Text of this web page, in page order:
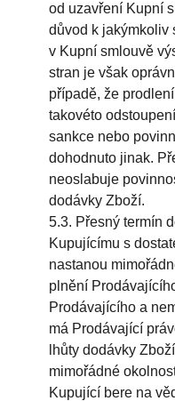
od uzavření Kupní
důvod k jakýmkoliv
v Kupní smlouvě
stran je však
případě, že
takovéto
sankce nebo
dohodnuto jinak.
neoslabuje
dodávky Zboží.
5.3. Přesný termín
Kupujícímu s
nastanou
plnění
Prodávajícího a
má Prodávající
lhůty dodávky
mimořádné
Kupující bere na